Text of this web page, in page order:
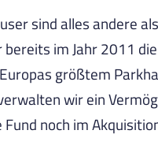
sind alles andere
bereits im Jahr 2011
größtem
wir ein
Fund noch im